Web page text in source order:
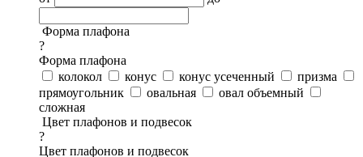
Форма плафона
?
Форма плафона
колокол
конус конус усеченный
призма
прямоугольник
овальная
овал объемный
сложная
Цвет плафонов и подвесок
?
Цвет плафонов и подвесок